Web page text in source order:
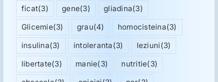
ficat(3) gene(3) gliadina(3)
Glicemie(3) grau(4) homocisteina(3)
insulina(3) intoleranta(3) leziuni(3)
libertate(3) manie(3) nutritie(3)